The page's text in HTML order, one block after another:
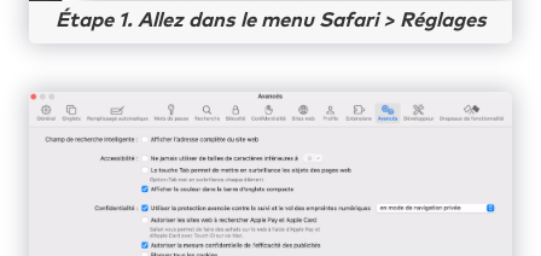
Étape 1. Allez dans le menu Safari > Réglages